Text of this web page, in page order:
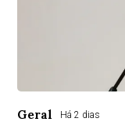
Geral Há 2 dias